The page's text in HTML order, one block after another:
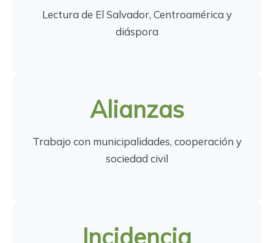
Lectura de El Salvador, Centroamérica y
diáspora
Alianzas
Trabajo con municipalidades, cooperación y
sociedad civil
Incidencia